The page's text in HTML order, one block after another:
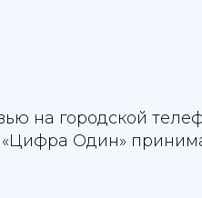
на городской
Один»